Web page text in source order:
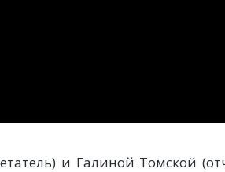
и Галиной Томской